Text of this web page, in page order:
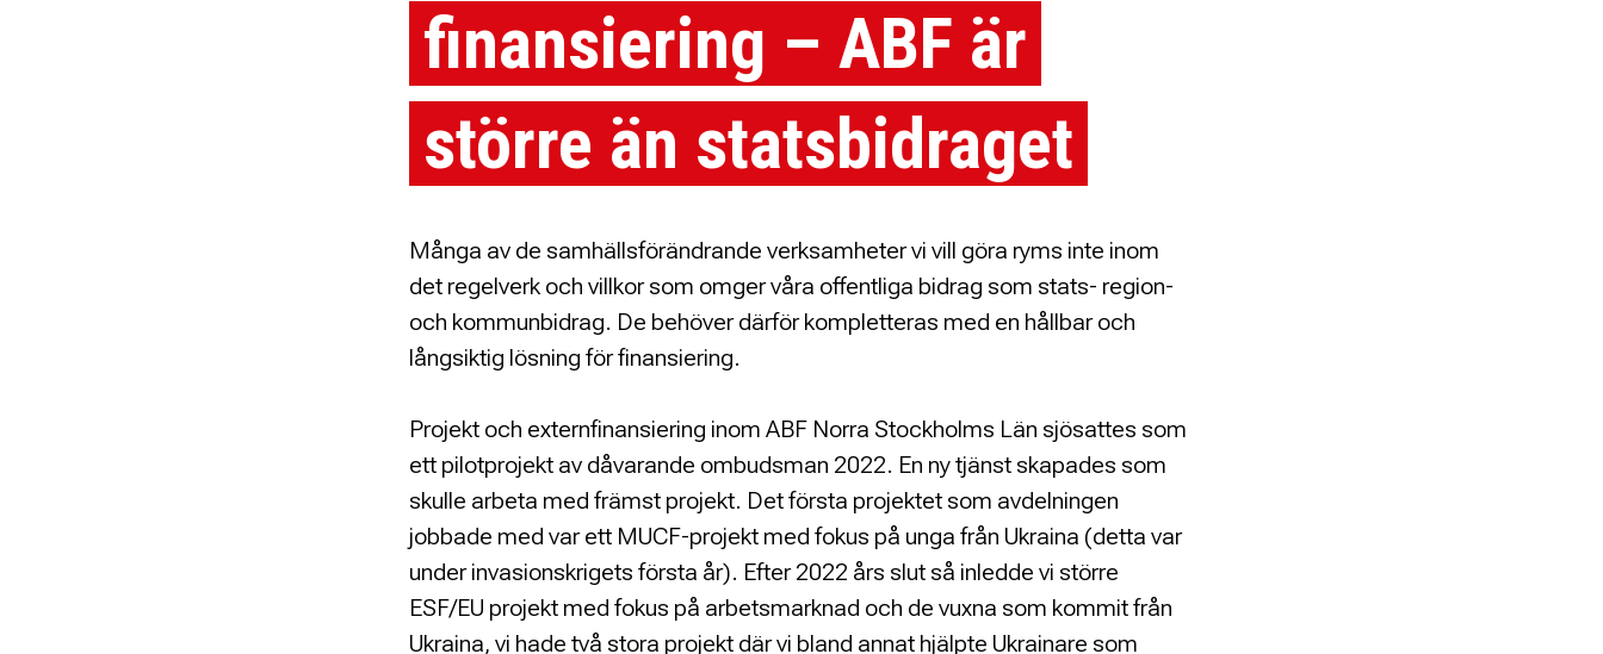
finansiering – ABF är
större än statsbidraget
Många av de samhällsförändrande verksamheter vi vill göra ryms inte inom
det regelverk och villkor som omger våra offentliga bidrag som stats- region-
och kommunbidrag. De behöver därför kompletteras med en hållbar och
långsiktig lösning för finansiering.
Projekt och externfinansiering inom ABF Norra Stockholms Län sjösattes som
ett pilotprojekt av dåvarande ombudsman 2022. En ny tjänst skapades som
skulle arbeta med främst projekt. Det första projektet som avdelningen
jobbade med var ett MUCF-projekt med fokus på unga från Ukraina (detta var
under invasionskrigets första år). Efter 2022 års slut så inledde vi större
ESF/EU projekt med fokus på arbetsmarknad och de vuxna som kommit från
Ukraina, vi hade två stora projekt där vi bland annat hjälpte Ukrainare som